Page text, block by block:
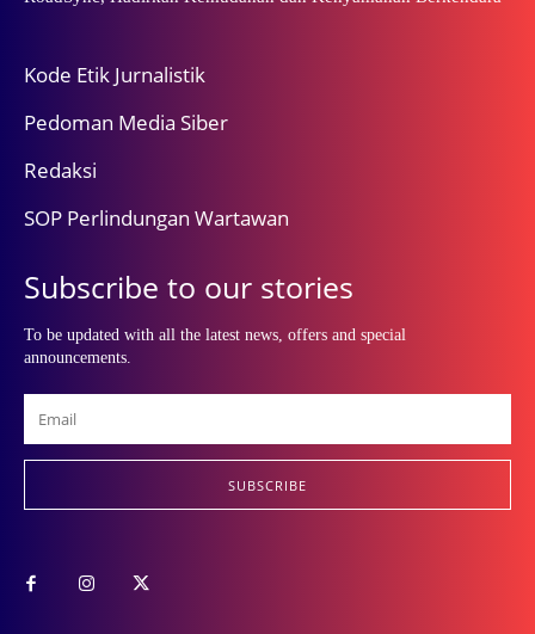
Kode Etik Jurnalistik
Pedoman Media Siber
Redaksi
SOP Perlindungan Wartawan
Subscribe to our stories
To be updated with all the latest news, offers and special
announcements.
SUBSCRIBE